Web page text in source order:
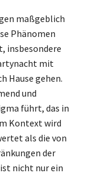
maßgeblich
Phänomen
insbesondere
mit
Hause gehen.
und
führt, das in
Kontext wird
als die von
der
nicht nur ein